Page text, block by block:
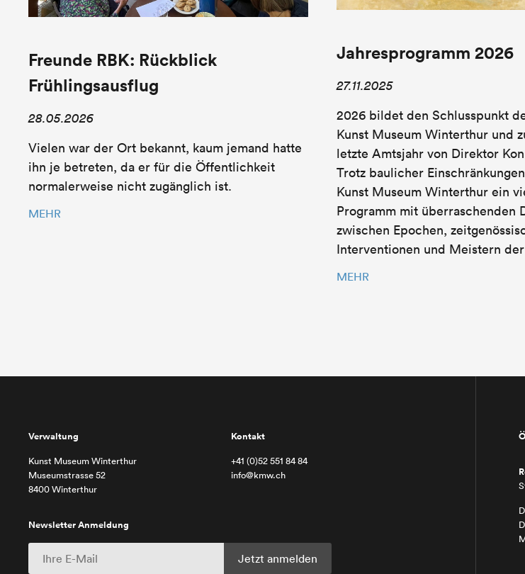
Freunde RBK: Rückblick
Frühlingsausflug
28.05.2026
Vielen war der Ort bekannt, kaum jemand hatte
ihn je betreten, da er für die Öffentlichkeit
normalerweise nicht zugänglich ist.
MEHR
Jahresprogramm 2026
27.11.2025
2026 bildet den Schlusspunkt
Kunst Museum Winterthur und
letzte Amtsjahr von Direktor
Trotz baulicher
Kunst Museum Winterthur ein
Programm mit überraschenden
zwischen Epochen,
Interventionen und Meistern
MEHR
Verwaltung
Kunst Museum Winterthur
Museumstrasse 52
8400 Winterthur
Kontakt
+41 (0)52 551 84 84
info@kmw.ch
Newsletter Anmeldung